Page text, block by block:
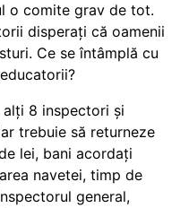
o comite grav de tot.
disperați că oamenii
Ce se întâmplă cu
alți 8 inspectori și
trebuie să returneze
lei, bani acordați
navetei, timp de
general,